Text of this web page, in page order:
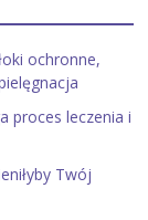
ochronne,
proces leczenia i
Twój